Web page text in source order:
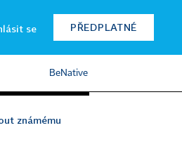
se PŘEDPLATNÉ
BeNative
známému